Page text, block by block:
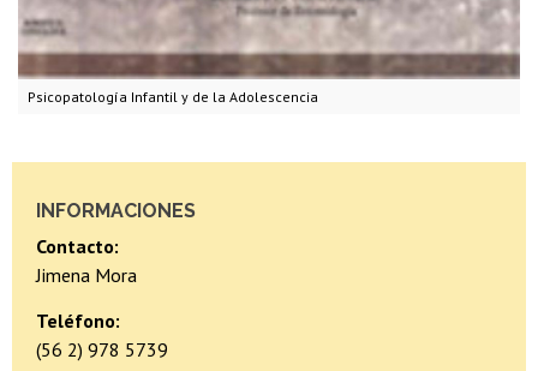
Psicopatología Infantil y de la Adolescencia
INFORMACIONES
Contacto:
Jimena Mora
Teléfono:
(56 2) 978 5739